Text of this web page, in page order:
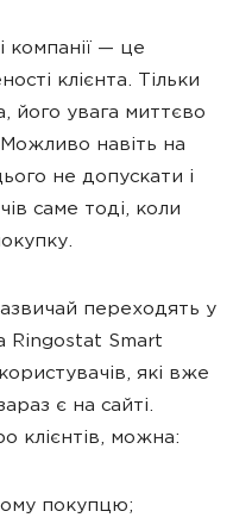
компанії — це
клієнта. Тільки
його увага миттєво
навіть на
не допускати і
саме тоді, коли
переходять у
Ringostat Smart
які вже
є на сайті.
клієнтів, можна:
покупцю;